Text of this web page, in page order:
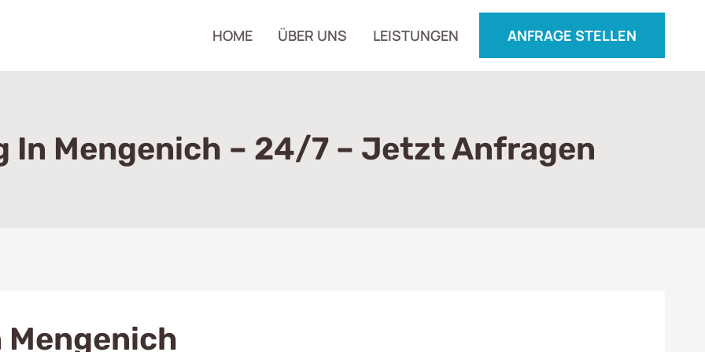
HOME ÜBER UNS LEISTUNGEN ANFRAGE STELLEN
In Mengenich – 24/7 – Jetzt Anfragen